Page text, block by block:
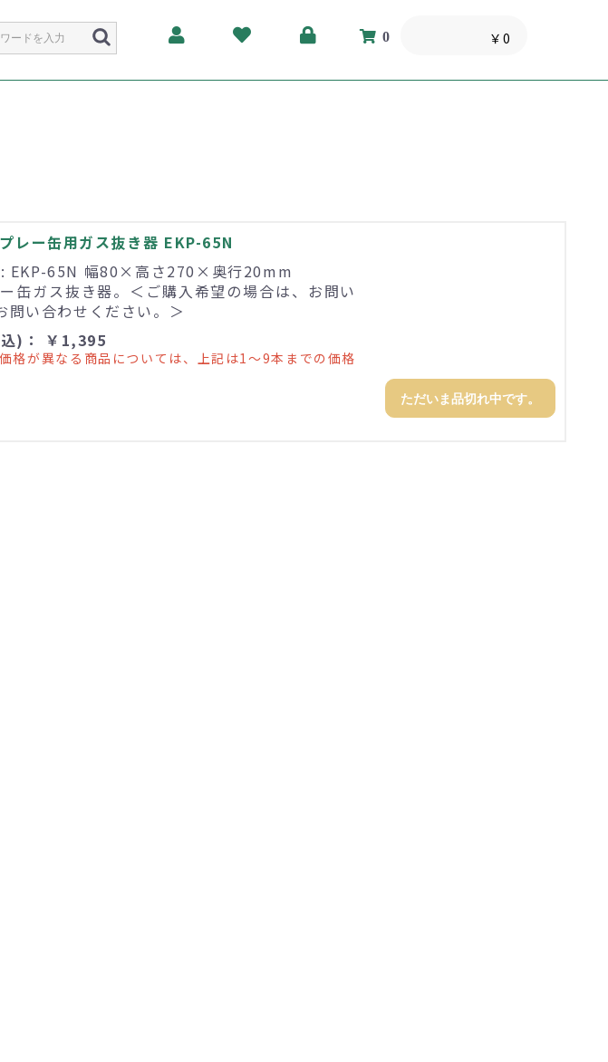
0 ￥0
レー缶用ガス抜き器 EKP-65N
EKP-65N 幅80×高さ270×奥行20mm
缶ガス抜き器。＜ご購入希望の場合は、お問い
問い合わせください。＞
)： ￥1,395
格が異なる商品については、上記は1～9本までの価格
ただいま品切れ中です。